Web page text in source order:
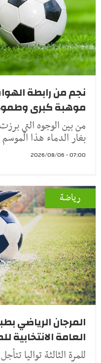
نجم من رابطة
موهبة كبرى
من بين الوجوه التي
بغار الدماء هذا
07:00 - 2026/08/06
رياضة
المرجان الرياضي
العامة الانتخابية
للمرة الثالثة تواليا